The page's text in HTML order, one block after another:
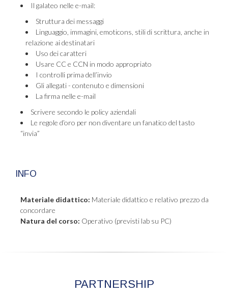
Il galateo nelle e-mail:
Struttura dei messaggi
Linguaggio, immagini, emoticons, stili di scrittura, anche in
relazione ai destinatari
Uso dei caratteri
Usare CC e CCN in modo appropriato
I controlli prima dell’invio
Gli allegati - contenuto e dimensioni
La firma nelle e-mail
Scrivere secondo le policy aziendali
Le regole d’oro per non diventare un fanatico del tasto
“invia”
INFO
Materiale didattico: Materiale didattico e relativo prezzo da
concordare
Natura del corso: Operativo (previsti lab su PC)
PARTNERSHIP